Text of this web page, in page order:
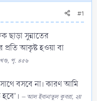
#1
ছাড়া সুন্নাতের
আকৃষ্ট হওয়া বা
পৃ. ৪৫৬
বসবে না। কারণ আমি
–আল ইবানাতুল কুবরা, ২য়